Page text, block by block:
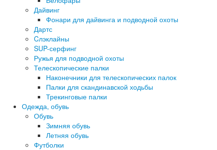
Дайвинг
Фонари для дайвинга и подводной охоты
Дартс
Cлэклайны
SUP-серфинг
Ружья для подводной охоты
Телескопические палки
Наконечники для телескопических палок
Палки для скандинавской ходьбы
Трекинговые палки
Одежда, обувь
Обувь
Зимняя обувь
Летняя обувь
Футболки